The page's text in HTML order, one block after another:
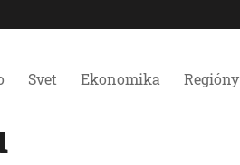
Svet Ekonomika Regióny